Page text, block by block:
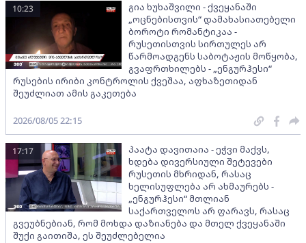
გია ხუხაშვილი - ქვეყანაში
„ოცნებისთვის“ დამახასიათებელი
ბოროტი რომანტიკაა -
რუსეთისთვის სირთულეს არ
წარმოადგენს საბოტაჟის მოწყობა,
გვაფრთხილებს - „ენგურჰესი“
რუსების ირიბი კონტროლის ქვეშაა, აფხაზეთიდან
შეუძლიათ ამის გაკეთება
10:23
2026/08/05 22:15
პაატა დავითაია - ეჭვი მაქვს,
ხდება დივერსიული შეტევები
რუსეთის მხრიდან, რასაც
ხელისუფლება არ ახმაურებს -
„ენგურჰესი“ მთლიან
საქართველოს არ ფარავს, რასაც
გვეუბნებიან, რომ მოხდა დაზიანება და მთელ ქვეყანაში
შუქი გაითიშა, ეს შეუძლებელია
17:17